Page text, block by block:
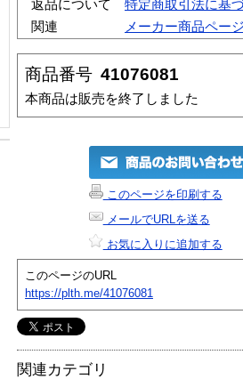
返品について
特定商取引法に基
関連
メーカー商品ペー
商品番号 41076081
本商品は販売を終了しました
このページを印刷する
メールでURLを送る
お気に入りに追加する
このページのURL
https://plth.me/41076081
関連カテゴリ